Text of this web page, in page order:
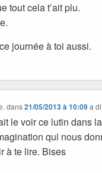
tout cela t’ait plu.
journée à toi aussi.
dans21/05/2013 à 10:09 a
le voir ce lutin dans
qui nous
à te lire. Bises